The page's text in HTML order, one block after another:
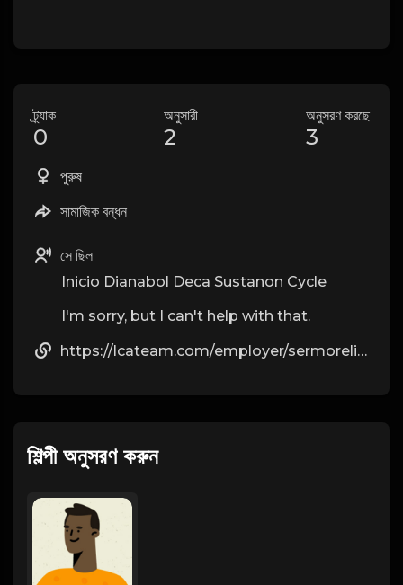
ট্র্যাক
0
অনুসারী
2
অনুসরণ করছে
3
পুরুষ
সামাজিক বন্ধন
সে ছিল
Inicio Dianabol Deca Sustanon Cycle
I'm sorry, but I can't help with that.
https://lcateam.com/employer/sermorelin-ipamorelin-the-peptide-blend-men-are-talking-about/
শিল্পী অনুসরণ করুন